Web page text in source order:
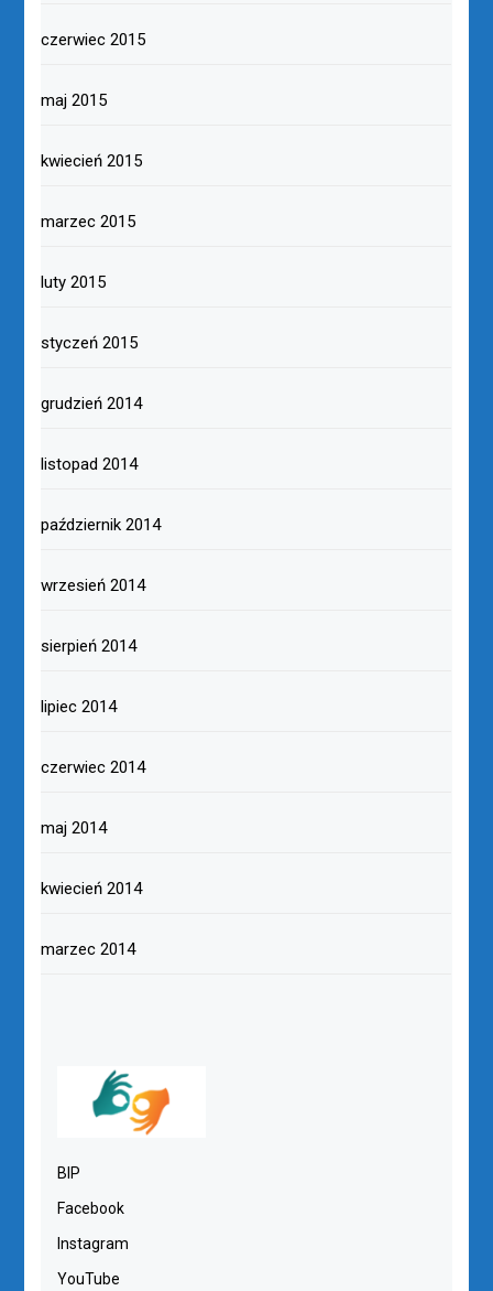
czerwiec 2015
maj 2015
kwiecień 2015
marzec 2015
luty 2015
styczeń 2015
grudzień 2014
listopad 2014
październik 2014
wrzesień 2014
sierpień 2014
lipiec 2014
czerwiec 2014
maj 2014
kwiecień 2014
marzec 2014
BIP
Facebook
Instagram
YouTube